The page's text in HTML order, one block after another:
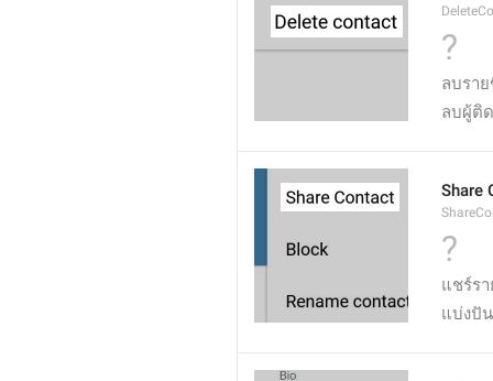
?
ลบรา
ลบผู้ติ
Share
?
แชร์ร
แบ่งปั